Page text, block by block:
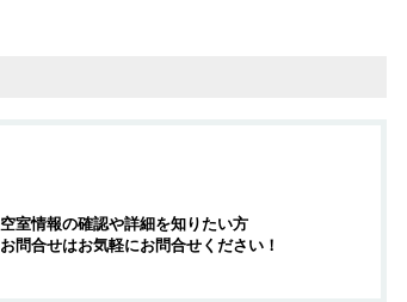
空室情報の確認や詳細を知りたい方
お問合せはお気軽にお問合せください！